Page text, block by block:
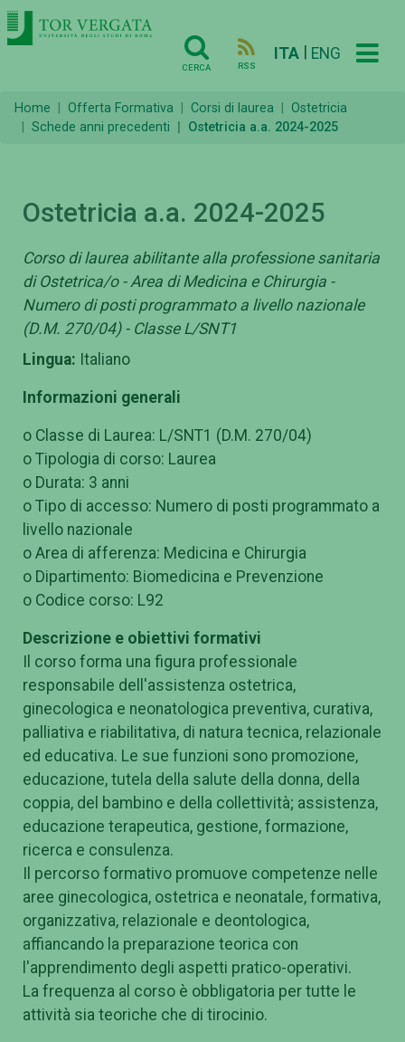
CERCA RSS
ITA ENG
Home Offerta Formativa Corsi di laurea
Ostetricia
Schede anni precedenti
Ostetricia a.a. 2024-2025
Ostetricia a.a. 2024-2025
Corso di laurea abilitante alla professione sanitaria
di Ostetrica/o - Area di Medicina e Chirurgia -
Numero di posti programmato a livello nazionale
(D.M. 270/04) - Classe L/SNT1
Lingua: Italiano
Informazioni generali
o Classe di Laurea: L/SNT1 (D.M. 270/04)
o Tipologia di corso: Laurea
o Durata: 3 anni
o Tipo di accesso: Numero di posti programmato a
livello nazionale
o Area di afferenza: Medicina e Chirurgia
o Dipartimento: Biomedicina e Prevenzione
o Codice corso: L92
Descrizione e obiettivi formativi
Il corso forma una figura professionale
responsabile dell'assistenza ostetrica,
ginecologica e neonatologica preventiva, curativa,
palliativa e riabilitativa, di natura tecnica, relazionale
ed educativa. Le sue funzioni sono promozione,
educazione, tutela della salute della donna, della
coppia, del bambino e della collettività; assistenza,
educazione terapeutica, gestione, formazione,
ricerca e consulenza.
Il percorso formativo promuove competenze nelle
aree ginecologica, ostetrica e neonatale, formativa,
organizzativa, relazionale e deontologica,
affiancando la preparazione teorica con
l'apprendimento degli aspetti pratico-operativi.
La frequenza al corso è obbligatoria per tutte le
attività sia teoriche che di tirocinio.